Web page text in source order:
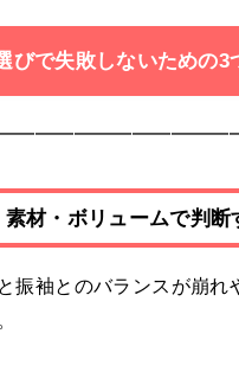
びで失敗しないための3
材・ボリュームで判断
振袖とのバランスが崩れ